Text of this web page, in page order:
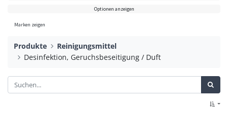
Optionen anzeigen
Marken zeigen
Produkte
Reinigungsmittel
Desinfektion, Geruchsbeseitigung / Duft